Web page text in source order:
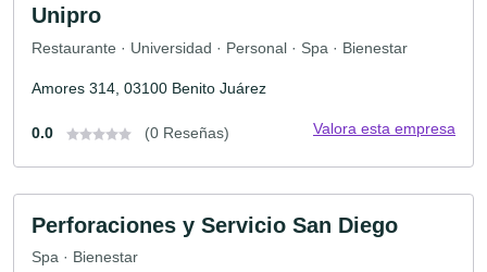
Unipro
Restaurante · Universidad · Personal · Spa · Bienestar
Amores 314, 03100 Benito Juárez
0.0 (0 Reseñas) Valora esta empresa
Perforaciones y Servicio San Diego
Spa · Bienestar